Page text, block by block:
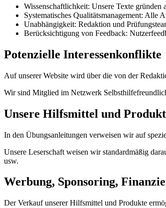
Wissenschaftlichkeit: Unsere Texte
Systematisches Qualitätsmanagement:
Unabhängigkeit: Redaktion und
Berücksichtigung von Feedback:
Potenzielle Interessenkonflikte
Auf unserer Website wird über die von der
Wir sind Mitglied im Netzwerk
Unsere Hilfsmittel und
In den Übungsanleitungen verweisen wir auf
Unsere Leserschaft weisen wir standardmäßig
usw.
Werbung, Sponsoring,
Der Verkauf unserer Hilfsmittel und Produkte